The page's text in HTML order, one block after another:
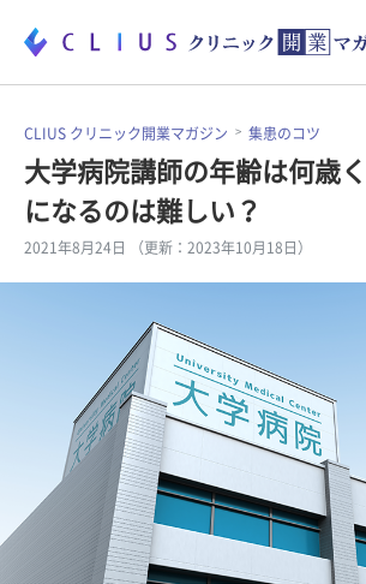
お役立ち資料 運営・
開業医のリアル
集患のコツ セミナー
CLIUS クリニック開業マガジン 集患のコツ
大学病院講師の年齢は何歳
になるのは難しい？
2021年8月24日 （更新：2023年10月18日）